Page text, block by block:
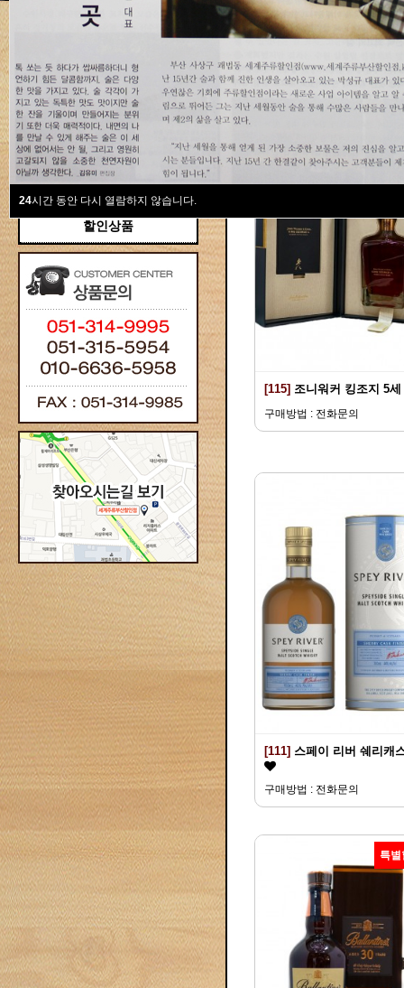
24시간 동안 다시 열람하지 않습니다.
새계주류부산할인점
위스키
브랜디/꼬냑
와인선물세트
와인
선물용
할인상품
Total 115건1 페이지
[115] 조니워커 킹조지 5세
구매방법 : 전화문의
[111] 스페이 리버 쉐리캐
구매방법 : 전화문의
특별